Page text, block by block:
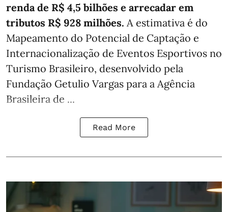
renda de R$ 4,5 bilhões e arrecadar em
tributos R$ 928 milhões. A estimativa é do
Mapeamento do Potencial de Captação e
Internacionalização de Eventos Esportivos no
Turismo Brasileiro, desenvolvido pela
Fundação Getulio Vargas para a Agência
Brasileira de ...
Read More